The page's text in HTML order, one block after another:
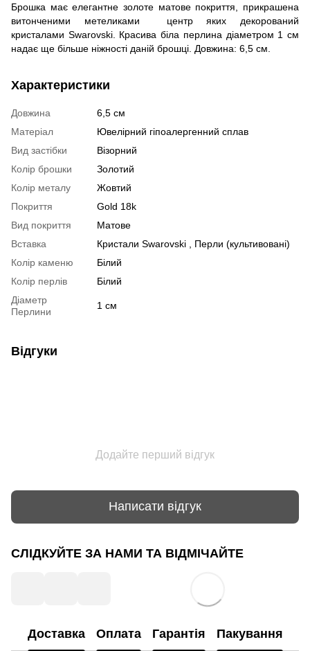
Брошка має елегантне золоте матове покриття, прикрашена
витонченими метеликами центр яких декорований
кристалами Swarovski. Красива біла перлина діаметром 1 см
надає ще більше ніжності даній брошці. Довжина: 6,5 см.
Характеристики
Довжина
6,5 см
Матеріал
Ювелірний гіпоалергенний сплав
Вид застібки
Візорний
Колір брошки
Золотий
Колір металу
Жовтий
Покриття
Gold 18k
Вид покриття
Матове
Вставка
Кристали Swarovski , Перли (культивовані)
Колір каменю
Білий
Колір перлів
Білий
Діаметр
Перлини
1 см
Відгуки
Додайте перший відгук
Написати відгук
СЛІДКУЙТЕ ЗА НАМИ ТА ВІДМІЧАЙТЕ
Доставка Оплата Гарантія Пакування